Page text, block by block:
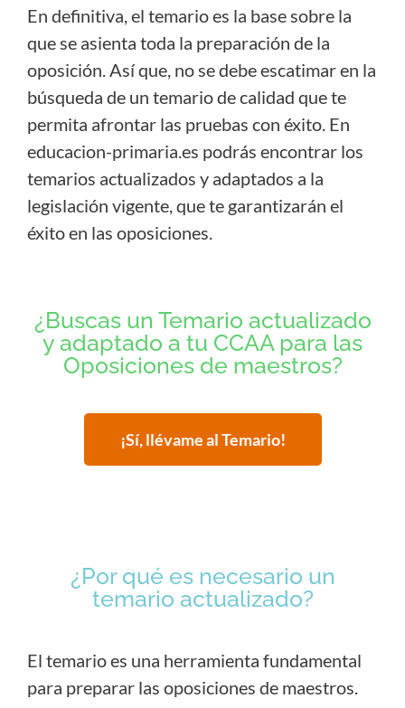
En definitiva, el temario es la base sobre la
que se asienta toda la preparación de la
oposición. Así que, no se debe escatimar en la
búsqueda de un temario de calidad que te
permita afrontar las pruebas con éxito. En
educacion-primaria.es podrás encontrar los
temarios actualizados y adaptados a la
legislación vigente, que te garantizarán el
éxito en las oposiciones.
¿Buscas un Temario actualizado
y adaptado a tu CCAA para las
Oposiciones de maestros?
¡Sí, llévame al Temario!
¿Por qué es necesario un
temario actualizado?
El temario es una herramienta fundamental
para preparar las oposiciones de maestros.